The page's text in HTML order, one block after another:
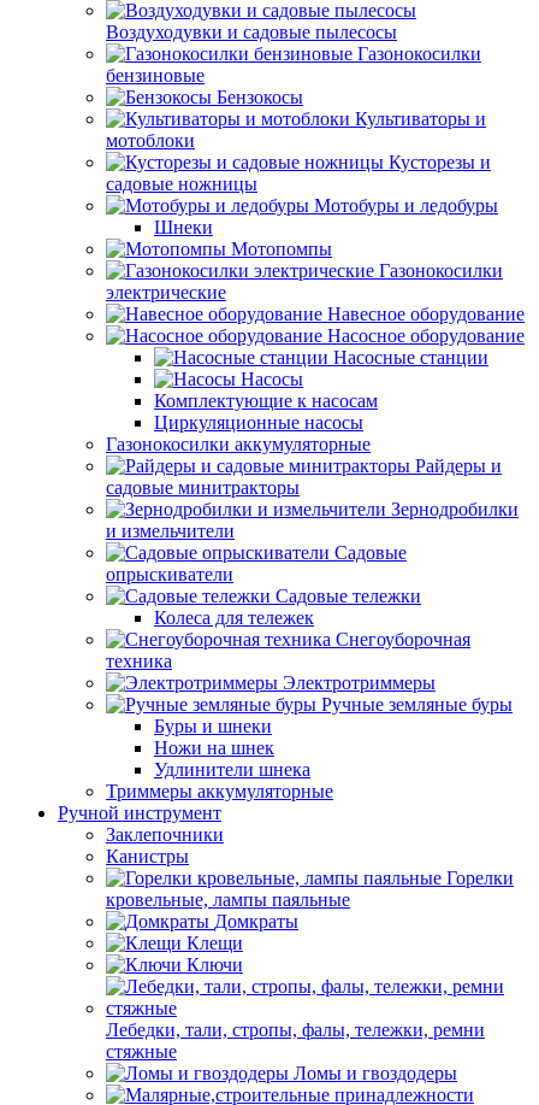
Воздуходувки и садовые пылесосы
Газонокосилки
бензиновые
Бензокосы
Культиваторы и
мотоблоки
Кусторезы и
садовые ножницы
Мотобуры и ледобуры
Шнеки
Мотопомпы
Газонокосилки
электрические
Навесное оборудование
Насосное оборудование
Насосные станции
Насосы
Комплектующие к насосам
Циркуляционные насосы
Газонокосилки аккумуляторные
Райдеры и
садовые минитракторы
Зернодробилки
и измельчители
Садовые
опрыскиватели
Садовые тележки
Колеса для тележек
Снегоуборочная
техника
Электротриммеры
Ручные земляные буры
Буры и шнеки
Ножи на шнек
Удлинители шнека
Триммеры аккумуляторные
Ручной инструмент
Заклепочники
Канистры
Горелки
кровельные, лампы паяльные
Домкраты
Клещи
Ключи
Лебедки, тали, стропы, фалы, тележки, ремни
стяжные
Ломы и гвоздодеры